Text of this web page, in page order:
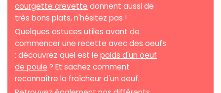
courgette crevette donnent aussi de
très bons plats, n'hésitez pas !
Quelques astuces utiles avant de
commencer une recette avec des oeufs
: découvrez quel est le poids d'un oeuf
de poule ? Et sachez comment
reconnaître la fraîcheur d'un oeuf.